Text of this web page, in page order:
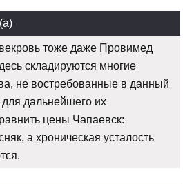
тоже даже Провимед
складируются многие
не востребованные в данный
дальнейшего их
цены Чапаевск:
а хроническая усталость